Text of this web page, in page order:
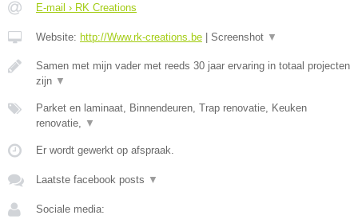
E-mail › RK Creations
Website: http://Www.rk-creations.be Screenshot ▼
Samen met mijn vader met reeds 30 jaar ervaring in totaal projecten
zijn ▼
Parket en laminaat, Binnendeuren, Trap renovatie, Keuken
renovatie,
▼
Er wordt gewerkt op afspraak.
Laatste facebook posts ▼
Sociale media: